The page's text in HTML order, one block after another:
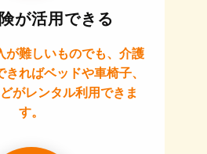
が活用できる
が難しいものでも、介護
ればベッドや車椅子、
がレンタル利用できま
す。